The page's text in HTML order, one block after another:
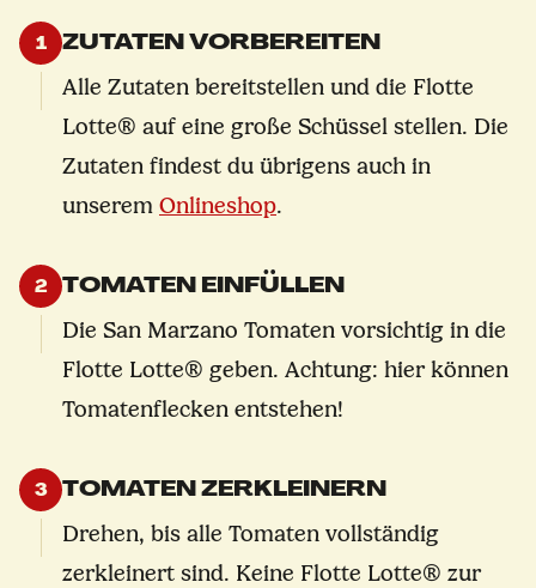
1 ZUTATEN VORBEREITEN
Alle Zutaten bereitstellen und die Flotte
Lotte® auf eine große Schüssel stellen. Die
Zutaten findest du übrigens auch in
unserem Onlineshop.
2 TOMATEN EINFÜLLEN
Die San Marzano Tomaten vorsichtig in die
Flotte Lotte® geben. Achtung: hier können
Tomatenflecken entstehen!
3 TOMATEN ZERKLEINERN
Drehen, bis alle Tomaten vollständig
zerkleinert sind. Keine Flotte Lotte® zur